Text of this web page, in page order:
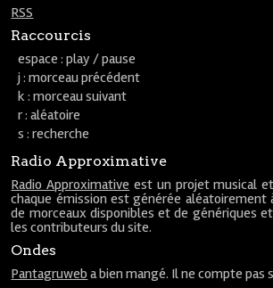
RSS
Raccourcis
espace : play / pause
j : morceau précédent
k : morceau suivant
r : aléatoire
s : recherche
Radio Approximative
Radio Approximative est un projet musical
chaque émission est générée aléatoirement
de morceaux disponibles et de génériques
les contributeurs du site.
Ondes
Pantagruweb a bien mangé. Il ne compte pas